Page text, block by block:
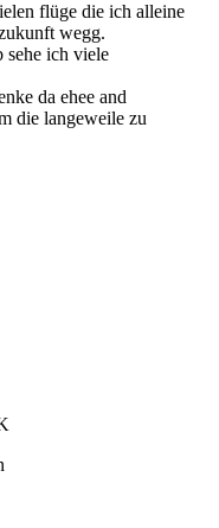
flüge die ich alleine
wegg.
sehe ich viele
da ehee and
die langeweile zu